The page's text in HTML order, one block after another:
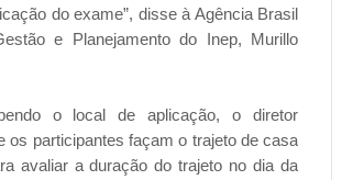
do exame”, disse à Agência Brasil
e Planejamento do Inep, Murillo
o local de aplicação, o diretor
os participantes façam o trajeto de casa
avaliar a duração do trajeto no dia da